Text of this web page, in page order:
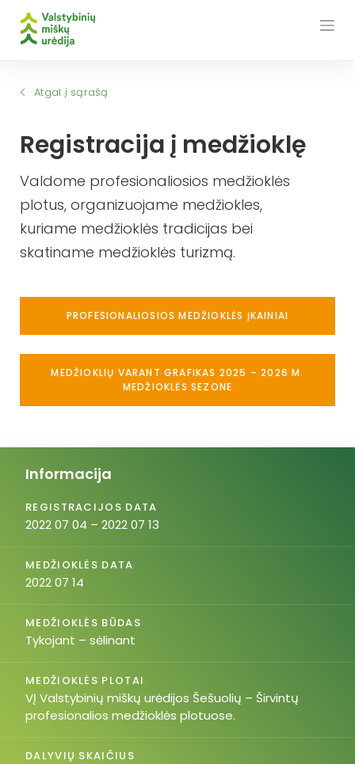
Atgal į sąrašą
Registracija į medžioklę
Valdome profesionaliosios medžioklės
plotus, organizuojame medžiokles,
kuriame medžioklės tradicijas bei
skatiname medžioklės turizmą.
PROFESIONALIOSIOS MEDŽIOKLĖS ĮKAINIAI
MEDŽIOKLIŲ VARANT GRAFIKAS 2025 – 2026 M.
MEDŽIOKLĖS SEZONE
Informacija
REGISTRACIJOS DATA
2022 07 04 – 2022 07 13
MEDŽIOKLĖS DATA
2022 07 14
MEDŽIOKLĖS BŪDAS
Tykojant – sėlinant
MEDŽIOKLĖS PLOTAI
VĮ Valstybinių miškų urėdijos Šešuolių – Širvintų
profesionalios medžioklės plotuose.
DALYVIŲ SKAIČIUS